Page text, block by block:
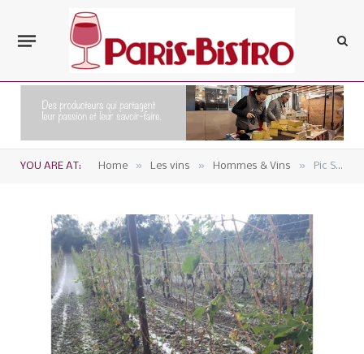
YOU ARE AT: Home » Les vins » Hommes & Vins » Pic Saint-Loup laminé par la grêle